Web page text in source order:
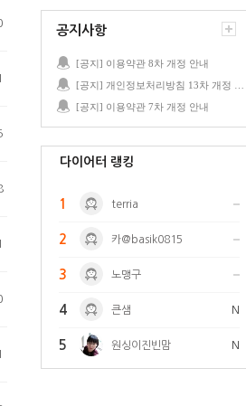
공지사항
[공지] 이용약관 8차 개정 안내
[공지] 이용약관 7차 개정 안내
다이어터 랭킹
1 terria
2 카@basik0815
3 노맹구
4 큰샘 N
5 원싱이진빈맘 N